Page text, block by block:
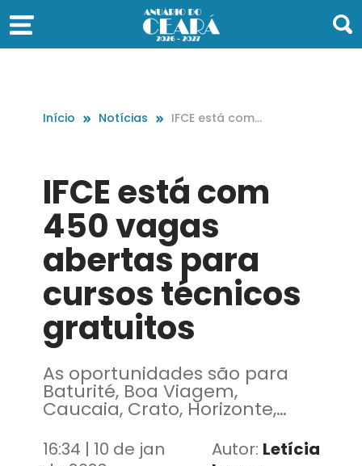
Início Notícias
IFCE está com
atuitos
IFCE está com
450 vagas
abertas para
cursos técnicos
gratuitos
As oportunidades são para
Baturité, Boa Viagem,
Caucaia, Crato, Horizonte,
Tabuleiro do Norte
16:34 | 10 de jan
Autor: Letícia